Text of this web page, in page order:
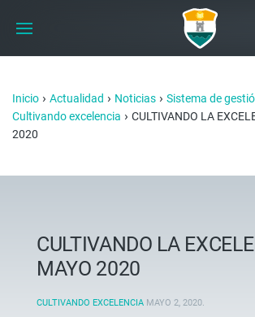
Inicio › Actualidad › Noticias › Sistema de
Cultivando excelencia › CULTIVANDO LA
2020
CULTIVANDO LA
MAYO 2020
CULTIVANDO EXCELENCIA MAYO 2, 2020.